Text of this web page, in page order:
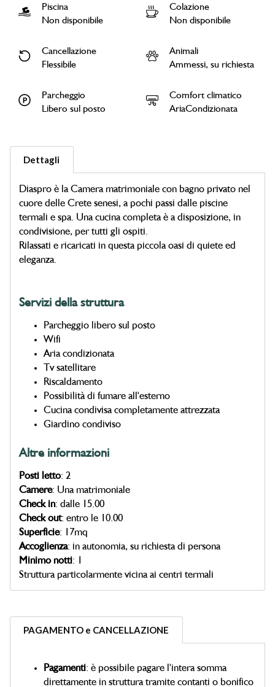
Piscina
Non disponibile
Colazione
Non disponibile
Cancellazione
Flessibile
Animali
Ammessi, su richiesta
Parcheggio
Libero sul posto
Comfort climatico
AriaCondizionata
Dettagli
Diaspro è la Camera matrimoniale con bagno privato nel
cuore delle Crete senesi, a pochi passi dalle piscine
termali e spa. Una cucina completa è a disposizione, in
condivisione, per tutti gli ospiti.
Rilassati e ricaricati in questa piccola oasi di quiete ed
eleganza.
Servizi della struttura
Parcheggio libero sul posto
Wifi
Aria condizionata
Tv satellitare
Riscaldamento
Possibilità di fumare all'esterno
Cucina condivisa completamente attrezzata
Giardino condiviso
Altre informazioni
Posti letto: 2
Camere: Una matrimoniale
Check in: dalle 15.00
Check out: entro le 10.00
Superficie: 17mq
Accoglienza: in autonomia, su richiesta di persona
Minimo notti: 1
Struttura particolarmente vicina ai centri termali
PAGAMENTO e CANCELLAZIONE
Pagamenti: è possibile pagare l'intera somma
direttamente in struttura tramite contanti o bonifico